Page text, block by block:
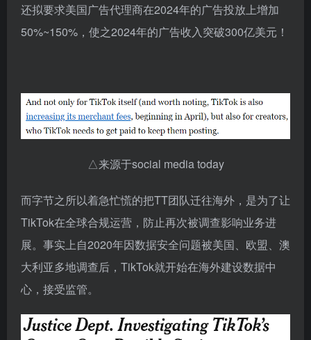
还拟要求美国广告代理商在2024年的广告投放上增加
50%~150%，使之2024年的广告收入突破300亿美元！
△来源于social media today
而字节之所以着急忙慌的把TT团队迁往海外，是为了让
TikTok在全球合规运营，防止再次被调查影响业务进
展。事实上自2020年因数据安全问题被美国、欧盟、澳
大利亚多地调查后，TikTok就开始在海外建设数据中
心，接受监管。